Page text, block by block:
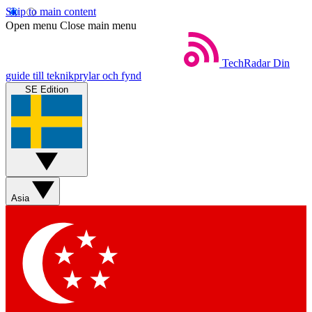
Skip to main content
Open menu Close main menu
TechRadar Din
guide till teknikprylar och fynd
SE Edition
Asia